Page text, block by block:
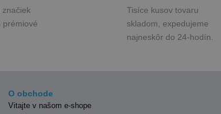
prémiové
Tisíce kusov tovaru
skladom, expedujeme
najneskôr do 24-hodín.
O obchode
Vitajte v našom e-shope